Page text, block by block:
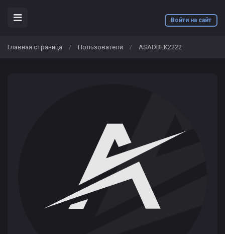
Войти на сайт
Главная страница / Пользователи / ASADBEK2222